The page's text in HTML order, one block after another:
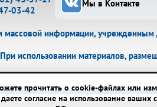
03-42
Мы в Контакте
массовой информации,
При использовании материалов,
прочитать о cookie-файлах или
согласие на использование